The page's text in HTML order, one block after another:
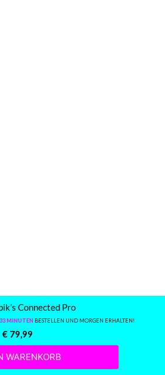
Connected Pro
MINUTEN BESTELLEN UND MORGEN ERHALTEN!
€ 79,99
WARENKORB